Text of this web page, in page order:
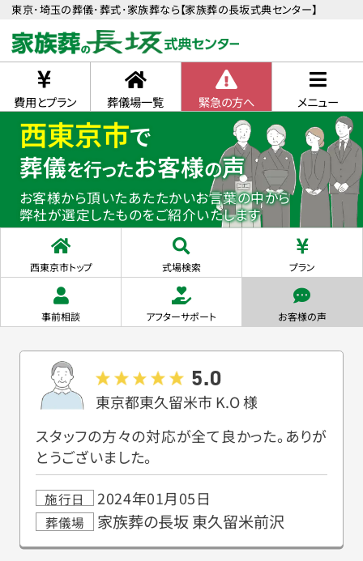
東京･埼玉の葬儀･葬式･家族葬なら【家族葬の長坂式典センター】
費用とプラン 葬儀場一覧 緊急の方へ メニュー
西東京市で
葬儀を行ったお客様の声
お客様から頂いたあたたかいお言葉の中から
弊社が選定したものをご紹介いたします
西東京市トップ 式場検索 プラン
事前相談 アフターサポート お客様の声
東京都東久留米市 K.O様
5.0
施行日 2024年01月05日
スタッフの方々の対応が全て良かった。ありが
とうございました。
葬儀場 家族葬の長坂 東久留米前沢